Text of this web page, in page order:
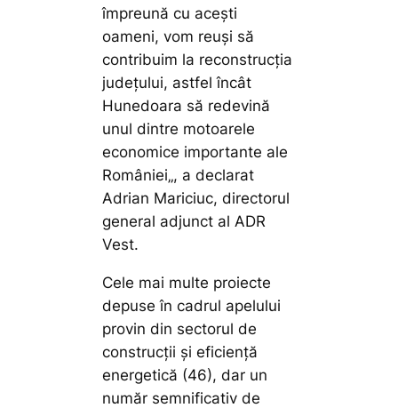
împreună cu acești
oameni, vom reuși să
contribuim la reconstrucția
județului, astfel încât
Hunedoara să redevină
unul dintre motoarele
economice importante ale
României„, a declarat
Adrian Mariciuc, directorul
general adjunct al ADR
Vest.
Cele mai multe proiecte
depuse în cadrul apelului
provin din sectorul de
construcții și eficiență
energetică (46), dar un
număr semnificativ de